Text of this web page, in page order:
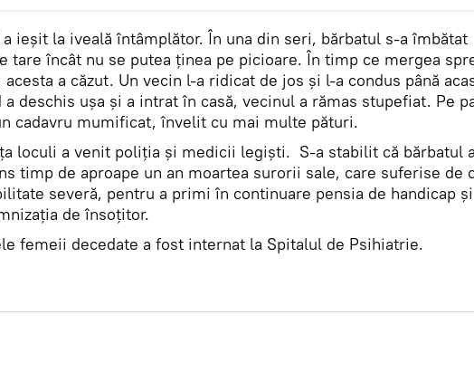
a ieșit la iveală întâmplător. În una din seri, bărbatul s-a îmbătat
tare încât nu se putea ținea pe picioare. În timp ce mergea
acesta a căzut. Un vecin l-a ridicat de jos și l-a condus până
a deschis ușa și a intrat în casă, vecinul a rămas stupefiat. Pe
cadavru mumificat, învelit cu mai multe pături.
loculi a venit poliția și medicii legiști. S-a stabilit că bărbatul a
timp de aproape un an moartea surorii sale, care suferise de
severă, pentru a primi în continuare pensia de handicap și
de însoțitor.
femeii decedate a fost internat la Spitalul de Psihiatrie.